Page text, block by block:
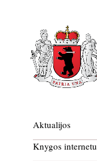
Aktualijos
Knygos internetu